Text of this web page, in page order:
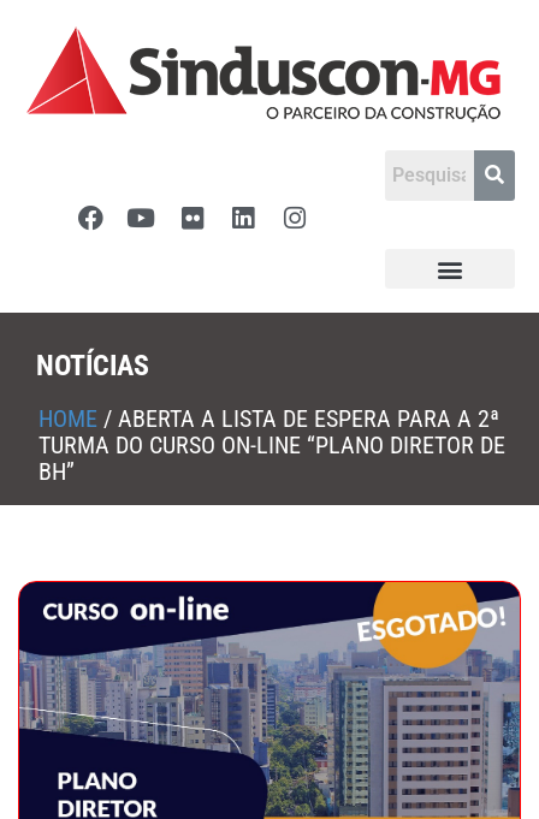
NOTÍCIAS
HOME / ABERTA A LISTA DE ESPERA PARA A 2ª
TURMA DO CURSO ON-LINE “PLANO DIRETOR DE
BH”